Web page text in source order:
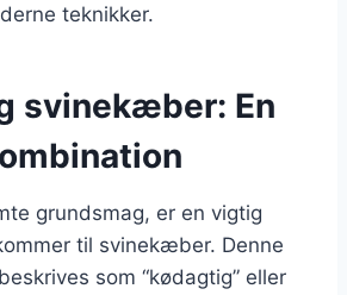
teknikker.
svinekæber: En
grundsmag, er en vigtig
til svinekæber. Denne
som “kødagtig” eller